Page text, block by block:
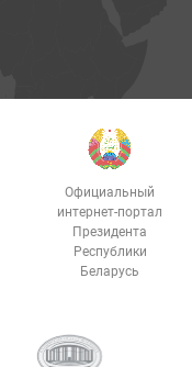
Официальный
интернет-портал
Президента
Республики
Беларусь